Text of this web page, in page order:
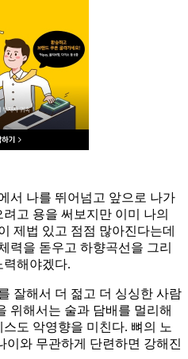
서 나를 뛰어넘고 앞으로 나가
고 용을 써보지만 이미 나의
제법 있고 점점 많아진다는데
력을 돋우고 하향곡선을 그리
력해야겠다.
잘해서 더 젊고 더 싱싱한 사람
위해서는 술과 담배를 멀리해
도 악영향을 미친다. 뼈의 노
이와 무관하게 단련하면 강해진